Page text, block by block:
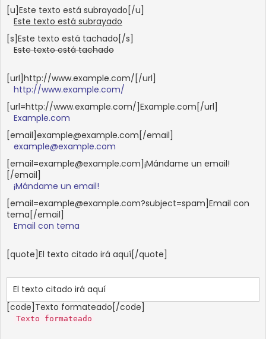
[u]Este texto está subrayado[/u]
Este texto está subrayado
[s]Este texto está tachado[/s]
Este texto está tachado
[url]http://www.example.com/[/url]
http://www.example.com/
[url=http://www.example.com/]Example.com[/url]
Example.com
[email]example@example.com[/email]
example@example.com
[email=example@example.com]¡Mándame un email!
[/email]
¡Mándame un email!
[email=example@example.com?subject=spam]Email con
tema[/email]
Email con tema
[quote]El texto citado irá aquí[/quote]
El texto citado irá aquí
[code]Texto formateado[/code]
Texto formateado